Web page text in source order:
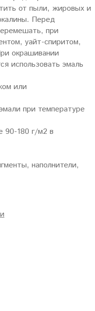
от пыли, жировых и
Перед
при
уайт-спиритом,
окрашивании
использовать эмаль
или
при температуре
90-180 г/м2 в
наполнители,